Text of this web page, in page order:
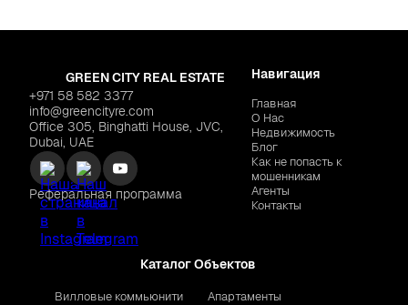
GREEN CITY REAL ESTATE
+971 58 582 3377
info@greencityre.com
Office 305, Binghatti House, JVC,
Dubai, UAE
Реферальная программа
Навигация
Главная
О Нас
Недвижимость
Блог
Как не попасть к
мошенникам
Агенты
Контакты
Каталог Объектов
Вилловые коммьюнити
Апартаменты